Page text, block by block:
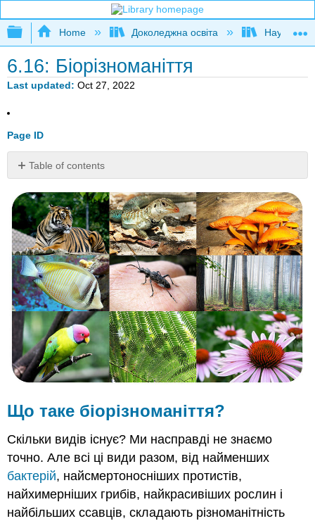
Expand/collapse global hierarchy
Home Доколеджна освіта Наука і
6.16: Біорізноманіття
Last updated Oct 27, 2022
Page ID
Table of contents
таке
біорізноманіття?
Що
таке
біорізноманіття?
Гвинтики
і
колеса
Наукова
п'ятниця:
малоймовірна
історія
про
равлика
читання
Резюме
Рецензія
Що таке біорізноманіття?
Скільки видів існує? Ми насправді не знаємо
точно. Але всі ці види разом, від найменших
бактерій, найсмертоносніших протистів,
найхимерніших грибів, найкрасивіших рослин і
найбільших ссавців, складають різноманітність